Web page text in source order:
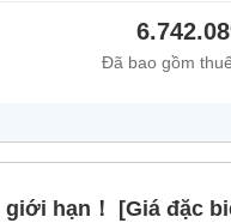
Đã bao gồm
giới hạn！ [Giá đặc